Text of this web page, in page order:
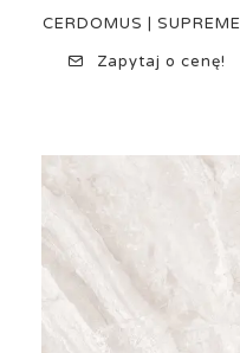
CERDOMUS | SUPREME
Zapytaj o cenę!